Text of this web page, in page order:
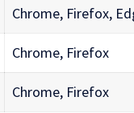
Chrome, Firefox,
Chrome, Firefox
Chrome, Firefox